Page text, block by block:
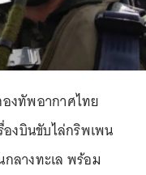
งทัพอากาศไทย
งบินขับไล่กริพเพน
ลางทะเล พร้อม